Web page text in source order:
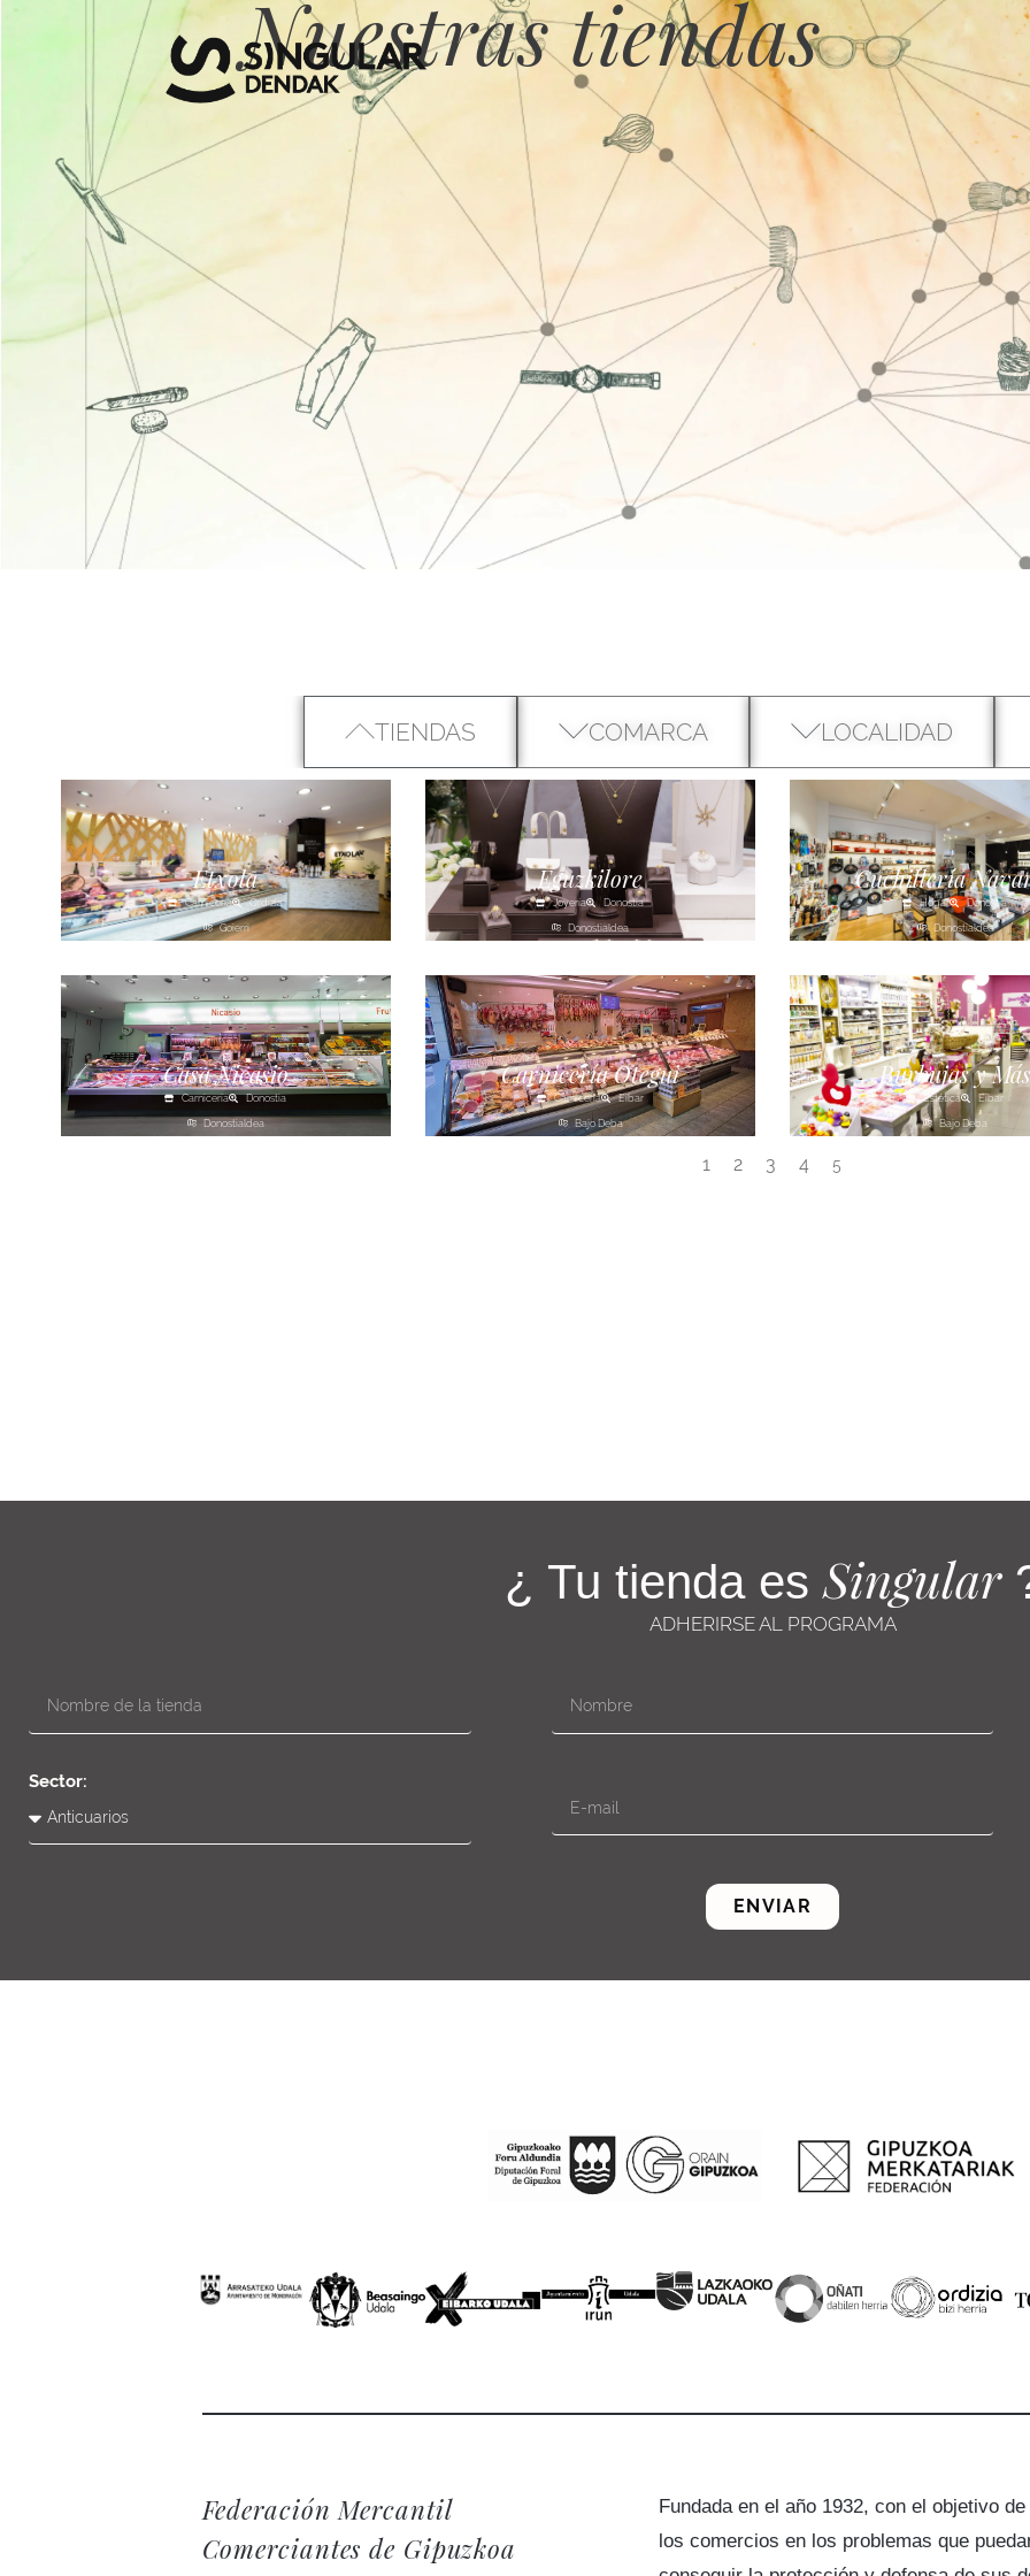
Nuestras tiendas
TIENDAS COMARCA LOCALIDAD
Etxola
Carnicería Ordizia
Goierri
Eguzkilore
Joyería Donostia
Donostialdea
Cuchillería
Hogar Donostia
Donostialdea
Casa Nicasio
Carnicería Donostia
Donostialdea
Carnicería Otegui
Carnicería Eibar
Bajo Deba
Burbujas y Más
Estética Eibar
Bajo Deba
1 2 3 4 5
¿ Tu tienda esSingular
ADHERIRSE AL PROGRAMA
Sector:
ENVIAR
Federación Mercantil
Comerciantes de Gipuzkoa
Fundada en el año 1932, con el objetivo
los comercios en los problemas que